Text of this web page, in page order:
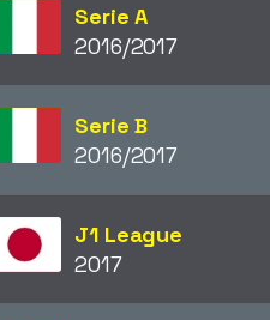
Serie A
2016/2017
Serie B
2016/2017
J1 League
2017